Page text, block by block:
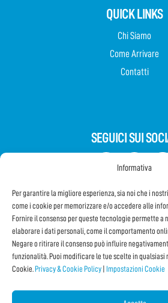
Informativa
Per garantire la migliore esperienza, sia noi che i
come i cookie per memorizzare e/o accedere alle
Fornire il consenso per queste tecnologie permette a
elaborare i dati personali, come il comportamento
Negare o ritirare il consenso può influire
funzionalità. Puoi modificare le tue scelte in qualsiasi
Cookie. Privacy & Cookie Policy Impostazioni Cookie
QUICK LINKS
Chi Siamo
Come Arrivare
Contatti
SEGUICI SUI
Iscriviti alla
CONDIVIDI QUESTA